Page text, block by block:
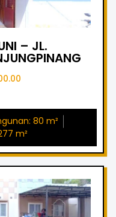
– JL.
80 m²
m²